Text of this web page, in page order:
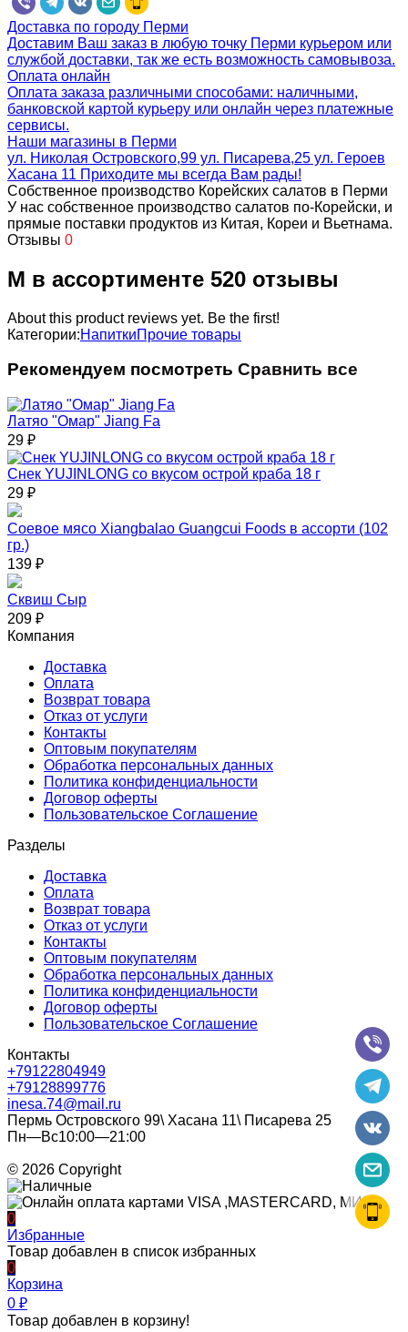
Доставка по городу Перми
Доставим Ваш заказ в любую точку Перми курьером или
службой доставки, так же есть возможность самовывоза.
Оплата онлайн
Оплата заказа различными способами: наличными,
банковской картой курьеру или онлайн через платежные
сервисы.
Наши магазины в Перми
ул. Николая Островского,99 ул. Писарева,25 ул. Героев
Хасана 11 Приходите мы всегда Вам рады!
Собственное производство Корейских салатов в Перми
У нас собственное производство салатов по-Корейски, и
прямые поставки продуктов из Китая, Кореи и Вьетнама.
Отзывы 0
М в ассортименте 520 отзывы
About this product reviews yet. Be the first!
Категории:НапиткиПрочие товары
Рекомендуем посмотреть Сравнить все
Латяо "Омар" Jiang Fa
29 ₽
Снек YUJINLONG со вкусом острой краба 18 г
29 ₽
Соевое мясо Xiangbalao Guangcui Foods в ассорти (102
гр.)
139 ₽
Сквиш Сыр
209 ₽
Компания
Доставка
Оплата
Возврат товара
Отказ от услуги
Контакты
Оптовым покупателям
Обработка персональных данных
Политика конфиденциальности
Договор оферты
Пользовательское Соглашение
Разделы
Доставка
Оплата
Возврат товара
Отказ от услуги
Контакты
Оптовым покупателям
Обработка персональных данных
Политика конфиденциальности
Договор оферты
Пользовательское Соглашение
Контакты
+79122804949
+79128899776
inesa.74@mail.ru
Пермь Островского 99\ Хасана 11\ Писарева 25
Пн—Вс10:00—21:00
© 2026 Copyright
0
Избранные
Товар добавлен в список избранных
0
Корзина
0 ₽
Товар добавлен в корзину!